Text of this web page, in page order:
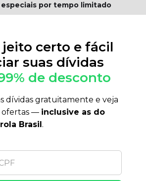
por tempo limitado
jeito certo e fácil
suas dívidas
de desconto
dívidas gratuitamente e veja
ofertas — inclusive as do
Brasil.